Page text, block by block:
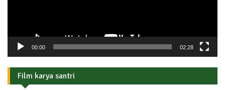
00:00 02:28
Film karya santri